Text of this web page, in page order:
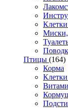
Птицы (164)
Корма